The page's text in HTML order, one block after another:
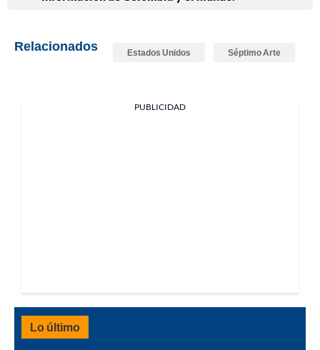
Relacionados Estados Unidos Séptimo Arte
PUBLICIDAD
Lo último